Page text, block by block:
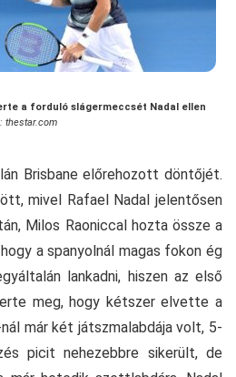
a forduló slágermeccsét Nadal ellen
thestar.com
Brisbane előrehozott döntőjét.
mivel Rafael Nadal jelentősen
Milos Raoniccal hozta össze a
a spanyolnál magas fokon ég
lankadni, hiszen az első
meg, hogy kétszer elvette a
már két játszmalabdája volt, 5-
picit nehezebbre sikerült, de